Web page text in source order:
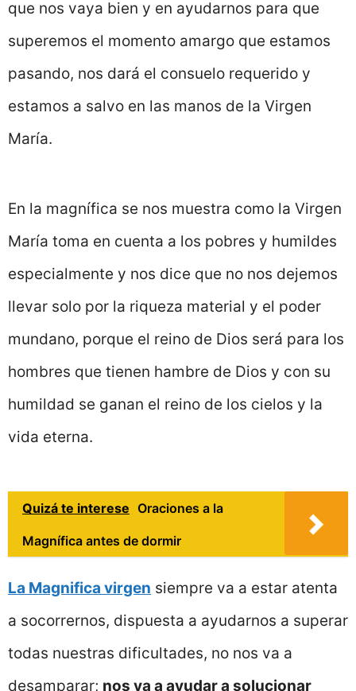
que nos vaya bien y en ayudarnos para que
superemos el momento amargo que estamos
pasando, nos dará el consuelo requerido y
estamos a salvo en las manos de la Virgen
María.
En la magnífica se nos muestra como la Virgen
María toma en cuenta a los pobres y humildes
especialmente y nos dice que no nos dejemos
llevar solo por la riqueza material y el poder
mundano, porque el reino de Dios será para los
hombres que tienen hambre de Dios y con su
humildad se ganan el reino de los cielos y la
vida eterna.
Quizá te interese Oraciones a la
Magnífica antes de dormir
La Magnifica virgen siempre va a estar atenta
a socorrernos, dispuesta a ayudarnos a superar
todas nuestras dificultades, no nos va a
desamparar; nos va a ayudar a solucionar